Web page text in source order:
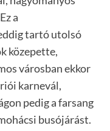
a
tartó utolsó
közepette,
városban ekkor
karnevál,
pedig a farsang
busójárást.